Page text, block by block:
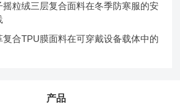
粒绒三层复合面料在冬季防寒服的安
合TPU膜面料在可穿戴设备载体中的
产品